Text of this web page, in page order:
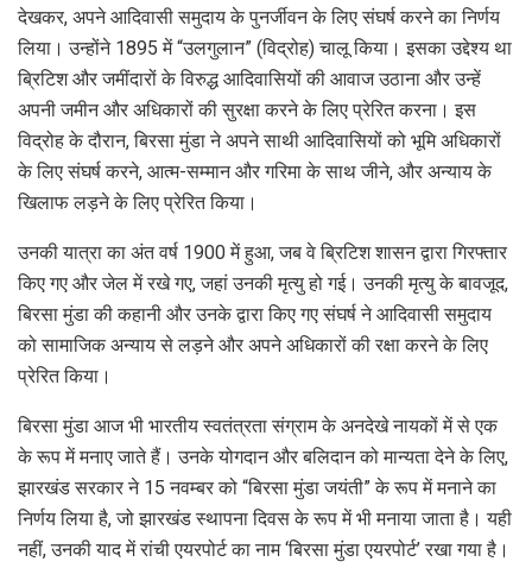
देखकर, अपने आदिवासी समुदाय के पुनर्जीवन के लिए संघर्ष करने का निर्णय
लिया। उन्होंने 1895 में “उलगुलान” (विद्रोह) चालू किया। इसका उद्देश्य था
ब्रिटिश और जमींदारों के विरुद्ध आदिवासियों की आवाज उठाना और उन्हें
अपनी जमीन और अधिकारों की सुरक्षा करने के लिए प्रेरित करना। इस
विद्रोह के दौरान, बिरसा मुंडा ने अपने साथी आदिवासियों को भूमि अधिकारों
के लिए संघर्ष करने, आत्म-सम्मान और गरिमा के साथ जीने, और अन्याय के
खिलाफ लड़ने के लिए प्रेरित किया।
उनकी यात्रा का अंत वर्ष 1900 में हुआ, जब वे ब्रिटिश शासन द्वारा गिरफ्तार
किए गए और जेल में रखे गए, जहां उनकी मृत्यु हो गई। उनकी मृत्यु के बावजूद,
बिरसा मुंडा की कहानी और उनके द्वारा किए गए संघर्ष ने आदिवासी समुदाय
को सामाजिक अन्याय से लड़ने और अपने अधिकारों की रक्षा करने के लिए
प्रेरित किया।
बिरसा मुंडा आज भी भारतीय स्वतंत्रता संग्राम के अनदेखे नायकों में से एक
के रूप में मनाए जाते हैं। उनके योगदान और बलिदान को मान्यता देने के लिए,
झारखंड सरकार ने 15 नवम्बर को “बिरसा मुंडा जयंती” के रूप में मनाने का
निर्णय लिया है, जो झारखंड स्थापना दिवस के रूप में भी मनाया जाता है। यही
नहीं, उनकी याद में रांची एयरपोर्ट का नाम ‘बिरसा मुंडा एयरपोर्ट’ रखा गया है।